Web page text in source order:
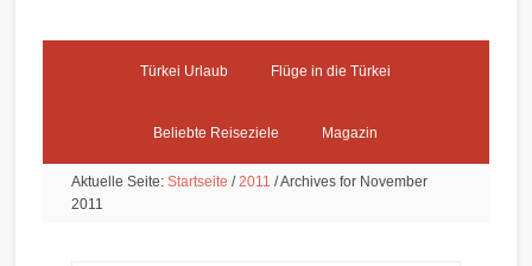
Türkei Urlaub Flüge in die Türkei
Beliebte Reiseziele Magazin
Aktuelle Seite: Startseite / 2011 /Archives for November
2011